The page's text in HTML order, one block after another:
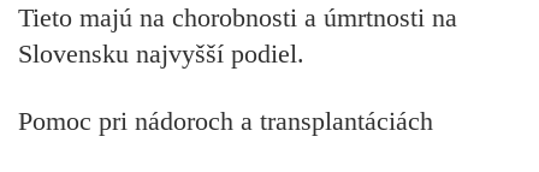
Tieto majú na chorobnosti a úmrtnosti na
Slovensku najvyšší podiel.
Pomoc pri nádoroch a transplantáciách